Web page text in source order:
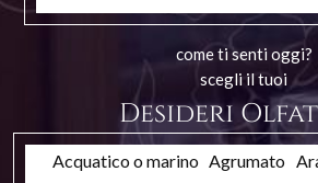
come ti senti oggi?
scegli il tuoi
Desideri
Acquatico o marino Agrumato